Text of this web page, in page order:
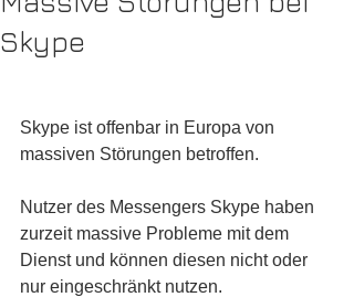
Skype
Skype ist offenbar in Europa von
massiven Störungen betroffen.
Nutzer des Messengers Skype haben
zurzeit massive Probleme mit dem
Dienst und können diesen nicht oder
nur eingeschränkt nutzen.